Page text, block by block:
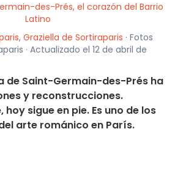
des-Prés, el corazón del Barrio
Latino
, Graziella de Sortiraparis · Fotos
· Actualizado el 12 de abril de
de Saint-Germain-des-Prés ha
y reconstrucciones.
sigue en pie. Es uno de los
arte románico en París.